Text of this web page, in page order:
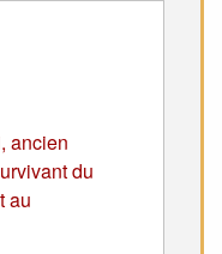
ancien
du
au